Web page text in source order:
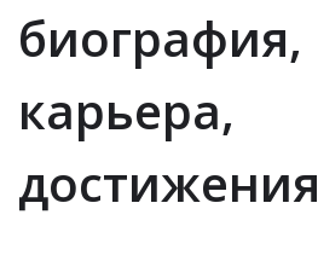
биография,
карьера,
достижения